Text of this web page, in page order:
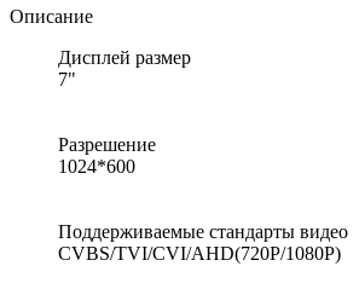
Описание
Дисплей размер
7"
Разрешение
1024*600
Поддерживаемые стандарты видео
CVBS/TVI/CVI/AHD(720Р/1080P)